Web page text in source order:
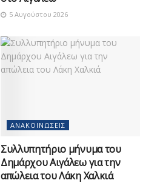
5 Αυγούστου 2026
ΑΝΑΚΟΙΝΏΣΕΙΣ
Συλλυπητήριο μήνυμα του
Δημάρχου Αιγάλεω για την
απώλεια του Λάκη Χαλκιά